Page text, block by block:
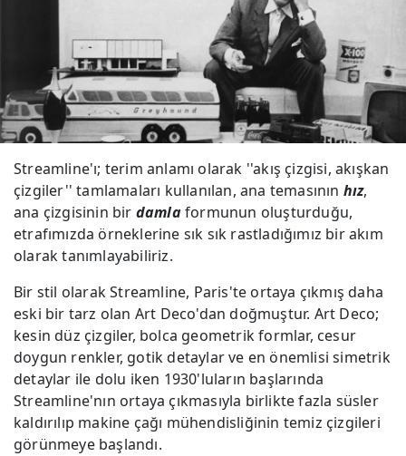
Streamline'ı; terim anlamı olarak ''akış çizgisi, akışkan
çizgiler'' tamlamaları kullanılan, ana temasının hız,
ana çizgisinin bir damlaformunun oluşturduğu,
etrafımızda örneklerine sık sık rastladığımız bir akım
olarak tanımlayabiliriz.
Bir stil olarak Streamline, Paris'te ortaya çıkmış daha
eski bir tarz olan Art Deco'dan doğmuştur. Art Deco;
kesin düz çizgiler, bolca geometrik formlar, cesur
doygun renkler, gotik detaylar ve en önemlisi simetrik
detaylar ile dolu iken 1930'luların başlarında
Streamline'nın ortaya çıkmasıyla birlikte fazla süsler
kaldırılıp makine çağı mühendisliğinin temiz çizgileri
görünmeye başlandı.